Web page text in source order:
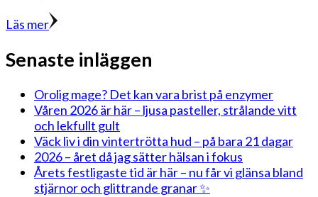
Läs mer
Senaste inläggen
Orolig mage? Det kan vara brist på enzymer
Våren 2026 är här – ljusa pasteller, strålande vitt
och lekfullt gult
Väck liv i din vintertrötta hud – på bara 21 dagar
2026 – året då jag sätter hälsan i fokus
Årets festligaste tid är här – nu får vi glänsa bland
stjärnor och glittrande granar ✨